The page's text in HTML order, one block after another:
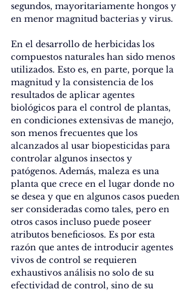
segundos, mayoritariamente hongos y
en menor magnitud bacterias y virus.
En el desarrollo de herbicidas los
compuestos naturales han sido menos
utilizados. Esto es, en parte, porque la
magnitud y la consistencia de los
resultados de aplicar agentes
biológicos para el control de plantas,
en condiciones extensivas de manejo,
son menos frecuentes que los
alcanzados al usar biopesticidas para
controlar algunos insectos y
patógenos. Además, maleza es una
planta que crece en el lugar donde no
se desea y que en algunos casos pueden
ser consideradas como tales, pero en
otros casos incluso puede poseer
atributos beneficiosos. Es por esta
razón que antes de introducir agentes
vivos de control se requieren
exhaustivos análisis no solo de su
efectividad de control, sino de su